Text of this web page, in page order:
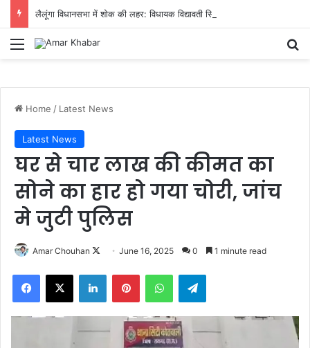
Menu
Home / Latest News
Latest News
घर से चार लाख की कीमत का
सोने का हार हो गया चोरी, जांच
मे जुटी पुलिस
Amar Chouhan
FollowJune 16, 2025 0 1 minute read
Facebook
X LinkedInPinterestWhatsAppTelegram